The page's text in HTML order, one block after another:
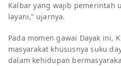
Kalbar yang wajib pemerintah
layani,” ujarnya.
Pada momen gawai Dayak ini,
masyarakat khususnya suku
dalam kehidupan